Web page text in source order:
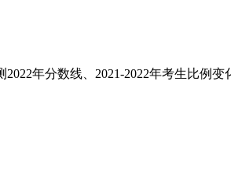
年分数线、2021-2022年考生比例